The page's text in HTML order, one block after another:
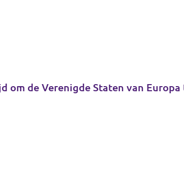
om de Verenigde Staten van Europa